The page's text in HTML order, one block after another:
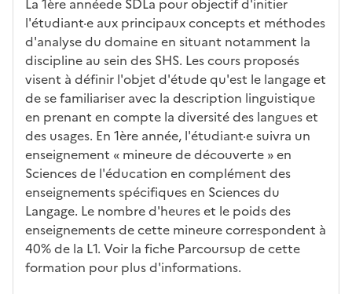
l
a
z
o
n
e
d
é
r
o
u
l
a
n
t
e
l'étudiant·e aux principaux concepts et méthodes
d'analyse du domaine en situant notamment la
discipline au sein des SHS. Les cours proposés
visent à définir l'objet d'étude qu'est le langage et
de se familiariser avec la description linguistique
en prenant en compte la diversité des langues et
des usages. En 1ère année, l'étudiant·e suivra un
enseignement « mineure de découverte » en
Sciences de l'éducation en complément des
enseignements spécifiques en Sciences du
Langage. Le nombre d'heures et le poids des
enseignements de cette mineure correspondent à
40% de la L1. Voir la fiche Parcoursup de cette
formation pour plus d'informations.